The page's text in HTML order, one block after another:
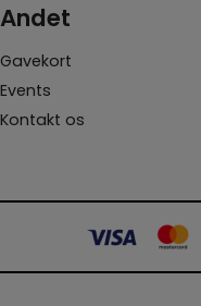
Andet
Gavekort
Events
Kontakt os